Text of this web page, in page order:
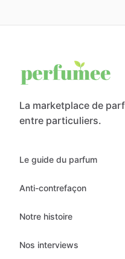
La marketplace de
entre particuliers.
Le guide du parfum
Anti-contrefaçon
Notre histoire
Nos interviews